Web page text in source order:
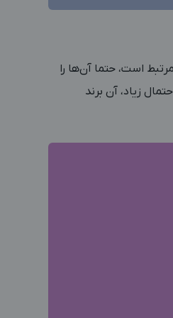
است، حتما آن‌ها را
زیاد، آن برند